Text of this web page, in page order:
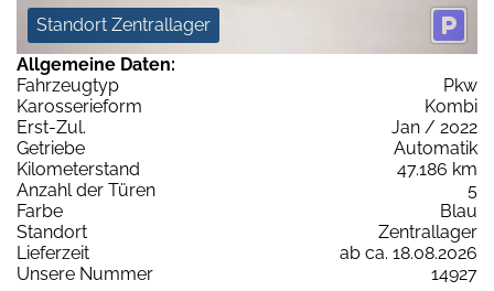
Standort Zentrallager
Allgemeine Daten:
Fahrzeugtyp
Pkw
Karosserieform
Kombi
Erst-Zul.
Jan / 2022
Getriebe
Automatik
Kilometerstand
47.186 km
Anzahl der Türen
5
Farbe
Blau
Standort
Zentrallager
Lieferzeit
ab ca. 18.08.2026
Unsere Nummer
14927